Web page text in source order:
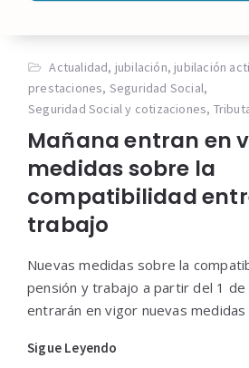
Actualidad, jubilación, jubilación
prestaciones, Seguridad Social,
Seguridad Social y cotizaciones,
Mañana entran en
medidas sobre la
compatibilidad
trabajo
Nuevas medidas sobre la
pensión y trabajo a partir del 1 de
entrarán en vigor nuevas
Sigue Leyendo